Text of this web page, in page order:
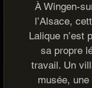
À Wingen-
l’Alsace,
Lalique n’est
sa propre
travail. Un
musée,